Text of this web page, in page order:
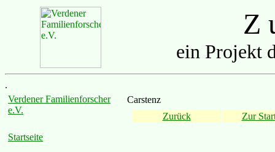
Z
ein Projekt
.
Verdener Familienforscher
e.V.
Startseite
Carstenz
Zurück
Zur